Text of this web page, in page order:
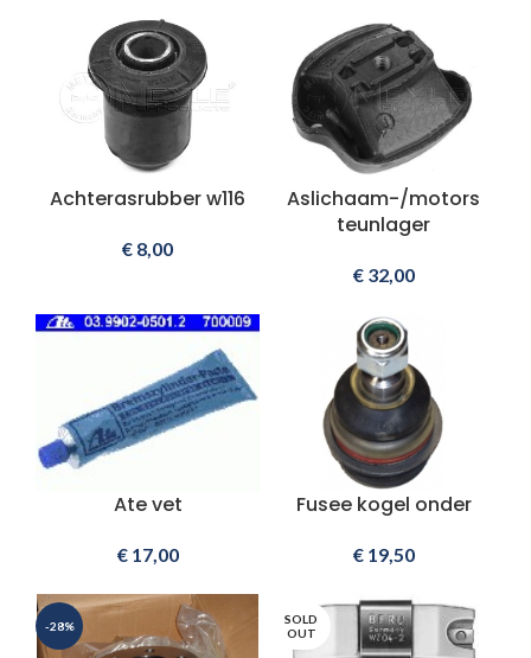
Achterasrubber w116
€ 8,00
Aslichaam-/motors
teunlager
€32,00
Ate vet
€17,00
Fusee kogel onder
€19,50
-28%
SOLD
OUT